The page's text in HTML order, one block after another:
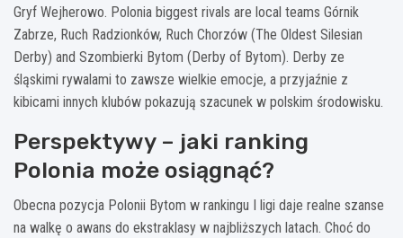
Gryf Wejherowo. Polonia biggest rivals are local teams Górnik
Zabrze, Ruch Radzionków, Ruch Chorzów (The Oldest Silesian
Derby) and Szombierki Bytom (Derby of Bytom). Derby ze
śląskimi rywalami to zawsze wielkie emocje, a przyjaźnie z
kibicami innych klubów pokazują szacunek w polskim środowisku.
Perspektywy – jaki ranking
Polonia może osiągnąć?
Obecna pozycja Polonii Bytom w rankingu I ligi daje realne szanse
na walkę o awans do ekstraklasy w najbliższych latach. Choć do